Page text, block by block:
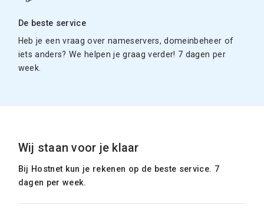
De beste service
Heb je een vraag over nameservers, domeinbeheer of
iets anders? We helpen je graag verder! 7 dagen per
week.
Wij staan voor je klaar
Bij Hostnet kun je rekenen op de beste service. 7
dagen per week.